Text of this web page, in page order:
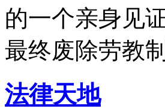
的一个亲身见
最终废除劳教制
法律天地